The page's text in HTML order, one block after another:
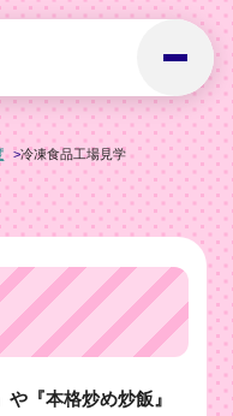
冷凍食品工場見学
『本格炒め炒飯』